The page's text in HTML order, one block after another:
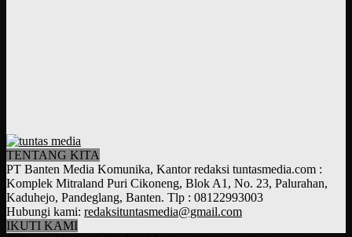
TENTANG KITA
PT Banten Media Komunika, Kantor redaksi tuntasmedia.com :
Komplek Mitraland Puri Cikoneng, Blok A1, No. 23, Palurahan,
Kaduhejo, Pandeglang, Banten. Tlp : 08122993003
Hubungi kami: redaksituntasmedia@gmail.com
IKUTI KAMI